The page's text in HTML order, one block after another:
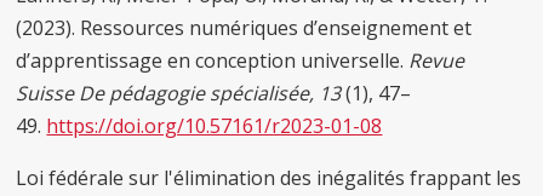
(2023). Ressources numériques d’enseignement et
d’apprentissage en conception universelle. Revue
Suisse De pédagogie spécialisée, 13(1), 47–
49. https://doi.org/10.57161/r2023-01-08
Loi fédérale sur l'élimination des inégalités frappant les